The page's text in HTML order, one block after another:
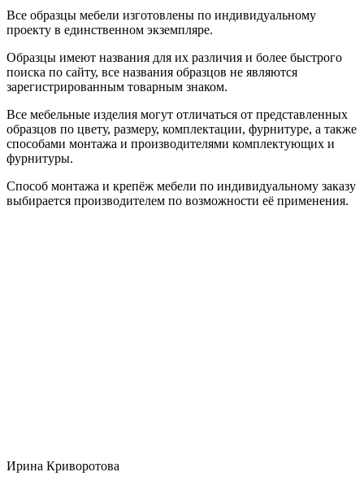
Все образцы мебели изготовлены по индивидуальному
проекту в единственном экземпляре.
Образцы имеют названия для их различия и более быстрого
поиска по сайту, все названия образцов не являются
зарегистрированным товарным знаком.
Все мебельные изделия могут отличаться от представленных
образцов по цвету, размеру, комплектации, фурнитуре, а также
способами монтажа и производителями комплектующих и
фурнитуры.
Способ монтажа и крепёж мебели по индивидуальному заказу
выбирается производителем по возможности её применения.
Ирина Криворотова